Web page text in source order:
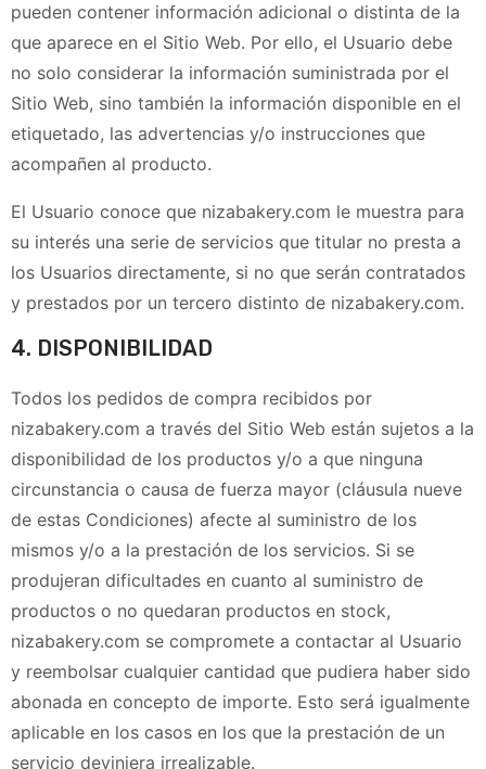
pueden contener información adicional o distinta de la
que aparece en el Sitio Web. Por ello, el Usuario debe
no solo considerar la información suministrada por el
Sitio Web, sino también la información disponible en el
etiquetado, las advertencias y/o instrucciones que
acompañen al producto.
El Usuario conoce que nizabakery.com le muestra para
su interés una serie de servicios que titular no presta a
los Usuarios directamente, si no que serán contratados
y prestados por un tercero distinto de nizabakery.com.
4. DISPONIBILIDAD
Todos los pedidos de compra recibidos por
nizabakery.com a través del Sitio Web están sujetos a la
disponibilidad de los productos y/o a que ninguna
circunstancia o causa de fuerza mayor (cláusula nueve
de estas Condiciones) afecte al suministro de los
mismos y/o a la prestación de los servicios. Si se
produjeran dificultades en cuanto al suministro de
productos o no quedaran productos en stock,
nizabakery.com se compromete a contactar al Usuario
y reembolsar cualquier cantidad que pudiera haber sido
abonada en concepto de importe. Esto será igualmente
aplicable en los casos en los que la prestación de un
servicio deviniera irrealizable.